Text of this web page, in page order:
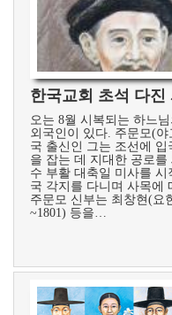
한국교회 초석 다
오는 8월 시복되는 하느
외국인이 있다. 주문모(야
국 출신인 그는 조선에
을 잡는 데 지대한 공로를
수 부활 대축일 미사를
국 각지를 다니며 사목에
주문모 신부는 최창현(요
~1801) 등을…